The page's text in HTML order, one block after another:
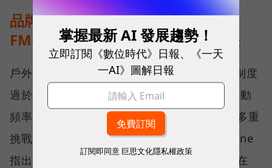
品牌實戰學！The North Face到
FMCG，克服數據痛點提升營收成長
戶外運動品牌The North Face過去面臨會員制度
過於簡化、系統資料未整合、權益難查詢、互動
頻率及每位顧客平均消費額（ARPU）偏低等多重
挑戰。The North Face數位行銷經理Kaitlynne
指出，為了發揮CRM效能，The North Face在
掌握最新 AI 發展趨勢！
立即訂閱《數位時代》日報、《一天
一AI》圖解日報
訂閱即同意 巨思文化隱私權政策